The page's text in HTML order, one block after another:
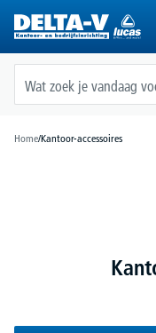
Home/Kantoor-accessoires